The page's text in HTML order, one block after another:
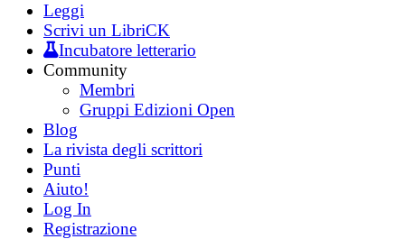
Leggi
Scrivi un LibriCK
Incubatore letterario
Community
Membri
Gruppi Edizioni Open
Blog
La rivista degli scrittori
Punti
Aiuto!
Log In
Registrazione